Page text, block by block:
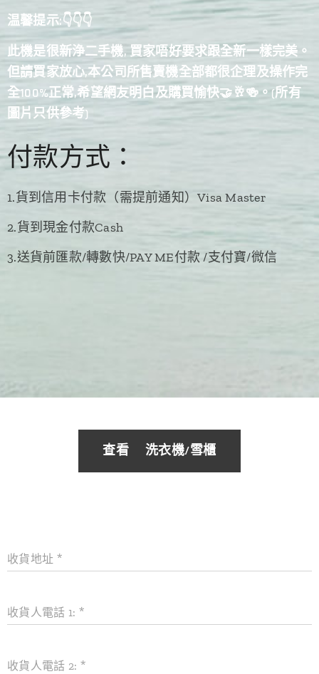
温馨提示:👇👇👇
此機是很新浄二手機, 買家唔好要求跟全新一樣完美。
但請買家放心,本公司所售賣機全部都很企理及操作完
全100%正常,希望網友明白及購買愉快🤝🥂🍻。(所有
圖片只供參考)
付款方式：
1.貨到信用卡付款（需提前通知）Visa Master
2.貨到現金付款Cash
3.送貨前匯款/轉數快/PAY ME付款 /支付寶/微信
查看👉洗衣機/雪櫃
收貨地址
收貨人電話 1:
收貨人電話 2: